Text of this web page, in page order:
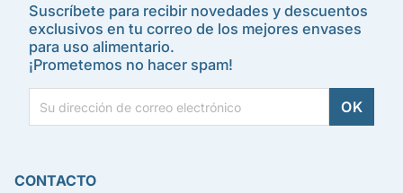
Suscríbete para recibir novedades y descuentos
exclusivos en tu correo de los mejores envases
para uso alimentario.
¡Prometemos no hacer spam!
CONTACTO